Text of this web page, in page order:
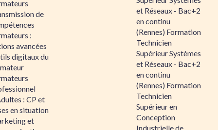
de
:
avancées
digitaux du
: CP et
en situation
et
et Réseaux - Bac+2
en continu
(Rennes) Formation
Technicien
Supérieur Systèmes
et Réseaux - Bac+2
en continu
(Rennes) Formation
Technicien
Supérieur en
Conception
Industrielle de